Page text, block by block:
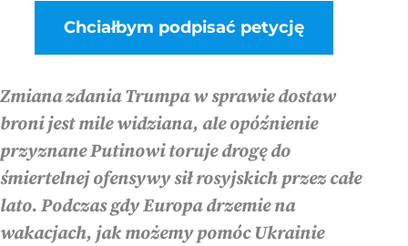
Chciałbym podpisać petycję
Zmiana zdania Trumpa w sprawie dostaw
broni jest mile widziana, ale opóźnienie
przyznane Putinowi toruje drogę do
śmiertelnej ofensywy sił rosyjskich przez całe
lato. Podczas gdy Europa drzemie na
wakacjach, jak możemy pomóc Ukrainie